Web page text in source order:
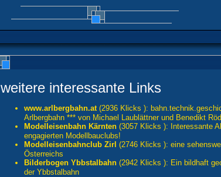
weitere interessante Links
www.arlbergbahn.at(2936 Klicks ):
Arlbergbahn *** von Michael Laublättner und Benedikt
Modelleisenbahn Kärnten(3057 Klicks ): Interessante
engagierten Modellbauclubs!
Modelleisenbahnclub Zirl (2746 Klicks ): eine
Österreichs
Bilderbogen Ybbstalbahn(2942 Klicks ): Ein bildhaft
der Ybbstalbahn